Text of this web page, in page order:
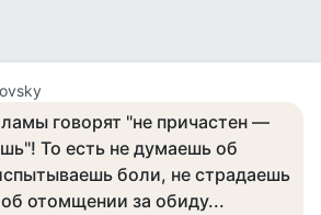
говорят "не причастен —
То есть не думаешь об
боли, не страдаешь
отомщении за обиду...